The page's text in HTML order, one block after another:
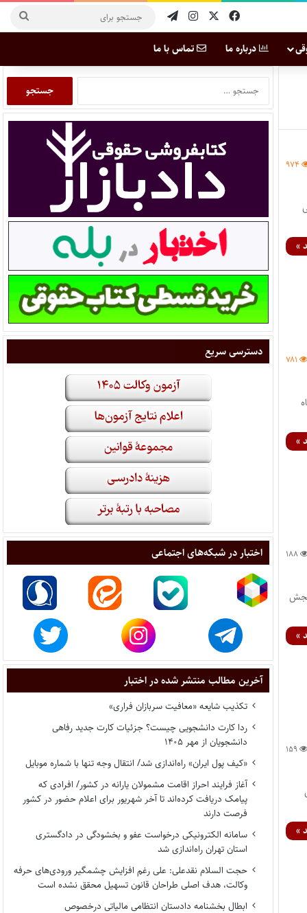
درباره ما تماس با ما
۹۷۴
»
۷۸۱
»
۱۸۸
سنجش
»
۱۵۹
»
دسترسی سریع
اختبار در شبکه‌های اجتماعی
آخرین مطالب منتشر شده در اختبار
تکذیب شایعه «معافیت سربازان فراری»
ردا کارت دانشجویی چیست؟ جزئیات کارت جدید رفاهی
دانشجویان از مهر ۱۴۰۵
«کیف پول ایران» راه‌اندازی شد/ انتقال وجه تنها با شماره موبایل
آغاز فرایند احراز اقامت مشمولان یارانه در کشور/ افرادی که
پیامک دریافت کرده‌اند تا آخر شهریور برای اعلام حضور در کشور
فرصت دارند
سامانه الکترونیکی درخواست عفو و بخشودگی در دادگستری
استان تهران راه‌اندازی شد
حجت السلام نقدعلی: علی رغم افزایش چشمگیر ورودی‌های حرفه
وکالت، هدف اصلی طراحان قانون تسهیل محقق نشده است
ابطال بخشنامه دادستان انتظامی مالیاتی درخصوص